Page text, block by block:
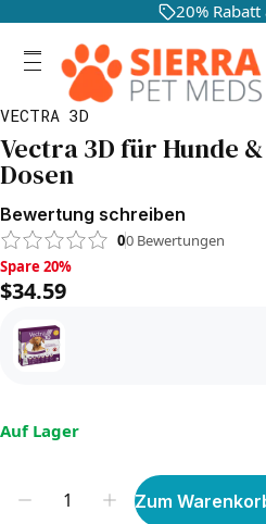
20% Rabatt
VECTRA 3D
Vectra 3D für Hunde
Dosen
Bewertung schreiben
00 Bewertungen
Spare 20%, $34.59
Spare 20%
$34.59
Auf Lager
Zum